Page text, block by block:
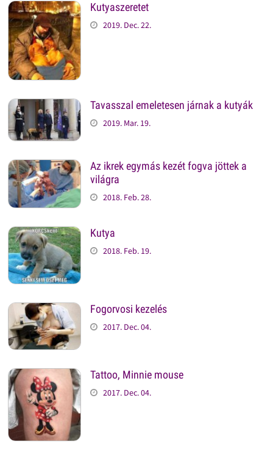
Kutyaszeretet
2019. Dec. 22.
Tavasszal emeletesen járnak a kutyák
2019. Mar. 19.
Az ikrek egymás kezét fogva jöttek a
világra
2018. Feb. 28.
Kutya
2018. Feb. 19.
Fogorvosi kezelés
2017. Dec. 04.
Tattoo, Minnie mouse
2017. Dec. 04.